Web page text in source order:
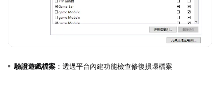
驗證遊戲檔案 ：透過平台內建功能檢查修復損壞檔案